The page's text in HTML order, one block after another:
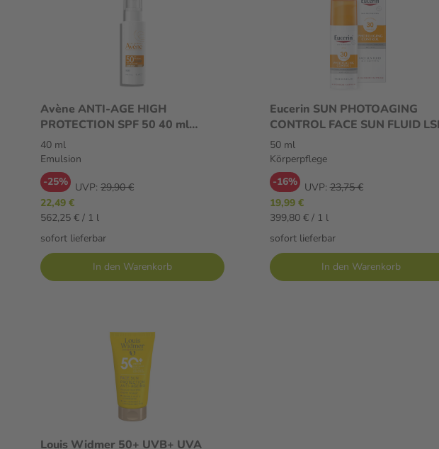
Avène ANTI-AGE HIGH
PROTECTION SPF 50 40 ml
Emulsion
40 ml
Emulsion
-25% UVP: 29,90 €
22,49 €
562,25 € / 1 l
sofort lieferbar
In den Warenkorb
Eucerin SUN PHOTOAGING
CONTROL FACE SUN FLUID
30 50 ml Körperpflege
50 ml
Körperpflege
-16%
UVP: 23,75 €
19,99 €
399,80 € / 1 l
sofort lieferbar
In den Warenkorb
Louis Widmer 50+ UVB+ UVA